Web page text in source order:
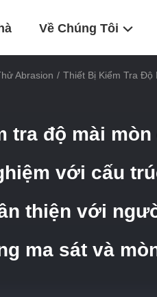
Về Chúng Tôi
Abrasion / Thiết Bị Kiểm Tra Độ
tra độ mài
với cấu
thiện với
ma sát và